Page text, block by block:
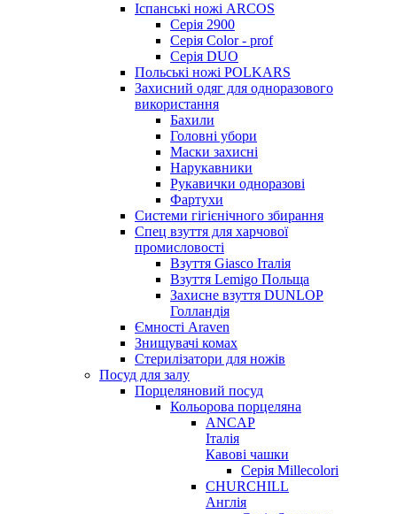
Іспанські ножі ARCOS
Серія 2900
Серія Color - prof
Серія DUO
Польські ножі POLKARS
Захисний одяг для одноразового
використання
Бахили
Головні убори
Маски захисні
Нарукавники
Рукавички одноразові
Фартухи
Системи гігієнічного збирання
Спец взуття для харчової
промисловості
Взуття Giasco Італія
Взуття Lemigo Польща
Захисне взуття DUNLOP
Голландія
Ємності Araven
Знищувачі комах
Стерилізатори для ножів
Посуд для залу
Порцеляновий посуд
Кольорова порцеляна
ANCAP
Італія
Кавові чашки
Серія Millecolori
CHURCHILL
Англія